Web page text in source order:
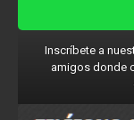
Inscríbete a
amigos donde